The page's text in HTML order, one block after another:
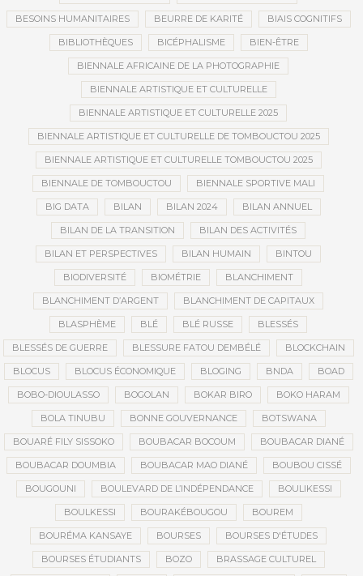
BESOINS HUMANITAIRES BEURRE DE KARITÉ BIAIS COGNITIFS
BIBLIOTHÈQUES BICÉPHALISME BIEN-ÊTRE
BIENNALE AFRICAINE DE LA PHOTOGRAPHIE
BIENNALE ARTISTIQUE ET CULTURELLE
BIENNALE ARTISTIQUE ET CULTURELLE 2025
BIENNALE ARTISTIQUE ET CULTURELLE DE TOMBOUCTOU 2025
BIENNALE ARTISTIQUE ET CULTURELLE TOMBOUCTOU 2025
BIENNALE DE TOMBOUCTOU BIENNALE SPORTIVE MALI
BIG DATA BILAN BILAN 2024 BILAN ANNUEL
BILAN DE LA TRANSITION BILAN DES ACTIVITÉS
BILAN ET PERSPECTIVES BILAN HUMAIN BINTOU
BIODIVERSITÉ BIOMÉTRIE BLANCHIMENT
BLANCHIMENT D’ARGENT BLANCHIMENT DE CAPITAUX
BLASPHÈME BLÉ BLÉ RUSSE BLESSÉS
BLESSÉS DE GUERRE BLESSURE FATOU DEMBÉLÉ BLOCKCHAIN
BLOCUS BLOCUS ÉCONOMIQUE BLOGING BNDA BOAD
BOBO-DIOULASSO BOGOLAN BOKAR BIRO BOKO HARAM
BOLA TINUBU BONNE GOUVERNANCE BOTSWANA
BOUARÉ FILY SISSOKO BOUBACAR BOCOUM BOUBACAR DIANÉ
BOUBACAR DOUMBIA BOUBACAR MAO DIANÉ BOUBOU CISSÉ
BOUGOUNI BOULEVARD DE L’INDÉPENDANCE BOULIKESSI
BOULKESSI BOURAKÉBOUGOU BOUREM
BOURÉMA KANSAYE BOURSES BOURSES D'ÉTUDES
BOURSES ÉTUDIANTS BOZO BRASSAGE CULTUREL